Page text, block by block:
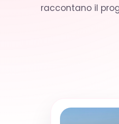
raccontano il